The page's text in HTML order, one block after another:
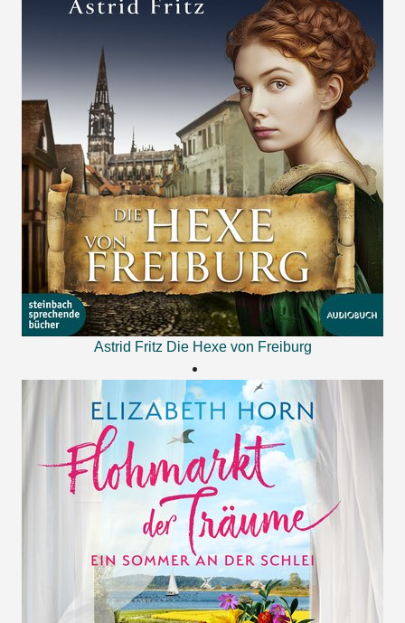
Astrid Fritz Die Hexe von Freiburg